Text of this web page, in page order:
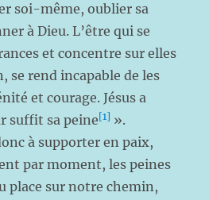
soi-même, oublier sa
à Dieu. L’être qui se
et concentre sur elles
rend incapable de les
et courage. Jésus a
suffit sa peine[1] ».
à supporter en paix,
par moment, les peines
place sur notre chemin,